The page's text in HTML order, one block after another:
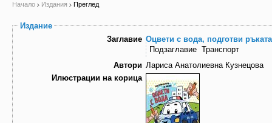
Начало Издания Преглед
Издание
Заглавие Оцвети с вода, подготви
Подзаглавие Транспорт
Автори Лариса Анатолиевна Кузнецова
Илюстрации на корица